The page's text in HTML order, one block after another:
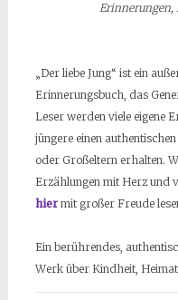
Erinnerungen,
„Der liebe Jung“ ist ein
Erinnerungsbuch, das
Leser werden viele eigene
jüngere einen
oder Großeltern erhalten.
Erzählungen mit Herz und
hiermit großer Freude
Ein berührendes,
Werk über Kindheit,